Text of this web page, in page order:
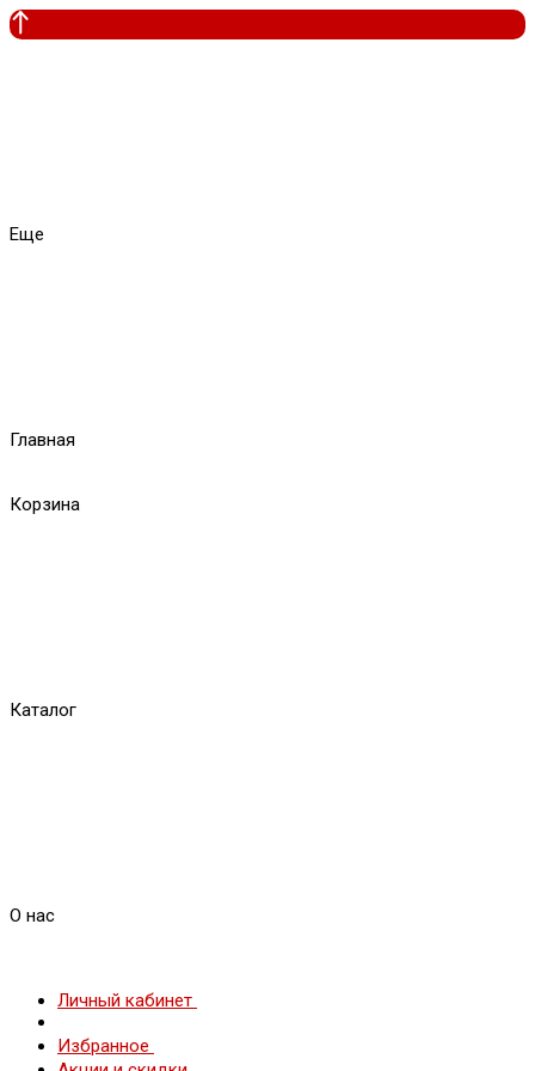
Еще
Главная
Корзина
Каталог
О нас
Личный кабинет
Избранное